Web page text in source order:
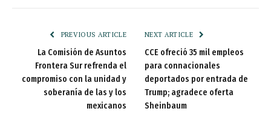
PREVIOUS ARTICLE
La Comisión de Asuntos
Frontera Sur refrenda el
compromiso con la unidad y
soberanía de las y los
mexicanos
NEXT ARTICLE
CCE ofreció 35 mil empleos
para connacionales
deportados por entrada de
Trump; agradece oferta
Sheinbaum